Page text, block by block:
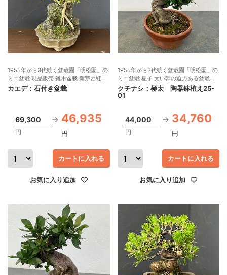
1955年から3代続く盆栽園「明松園」の
ミニ盆栽 現品販売 雑木盆栽 新芽と紅葉
が美しい
カエデ：石付き盆栽
69,300
円
46,935
円
カートに入れる
お気に入り追加
1955年から3代続く盆栽園「明松園」の
ミニ盆栽 梔子 太い幹の迫力ある盆栽仕
立て 現品販売
クチナシ：極太 陶器鉢植え25-
01
44,000
円
34,760
円
カートに入れる
お気に入り追加